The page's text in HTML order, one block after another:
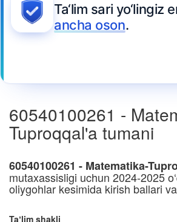
Ta‘lim sari yo‘lingiz
ancha oson.
60540100261 -
Tuproqqal'a tumani
60540100261 - Matematika-
mutaxassisligi uchun 2024-2025
oliygohlar kesimida kirish ballari
Taʼlim shakli